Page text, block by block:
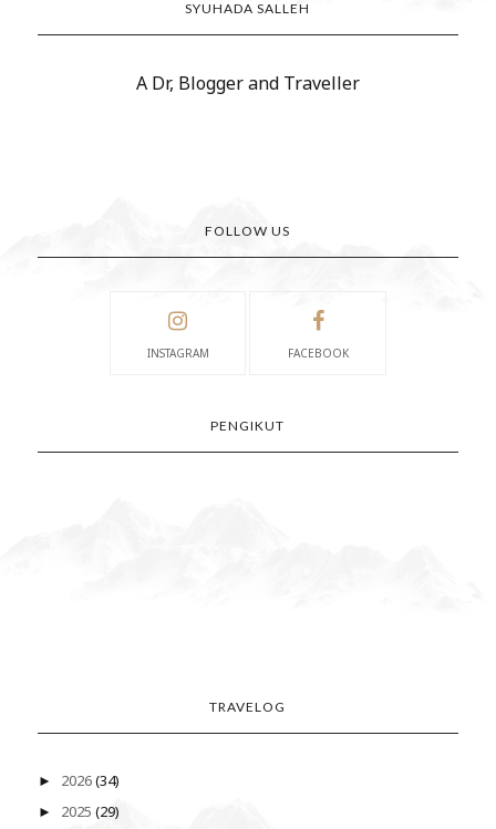
SYUHADA SALLEH
A Dr, Blogger and Traveller
FOLLOW US
INSTAGRAM FACEBOOK
PENGIKUT
TRAVELOG
► 2026(34)
► 2025 (29)